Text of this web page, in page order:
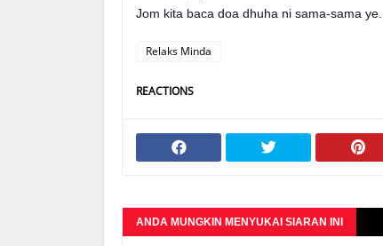
Jom kita baca doa dhuha ni sama-sama ye..
Relaks Minda
REACTIONS
ANDA MUNGKIN MENYUKAI SIARAN INI